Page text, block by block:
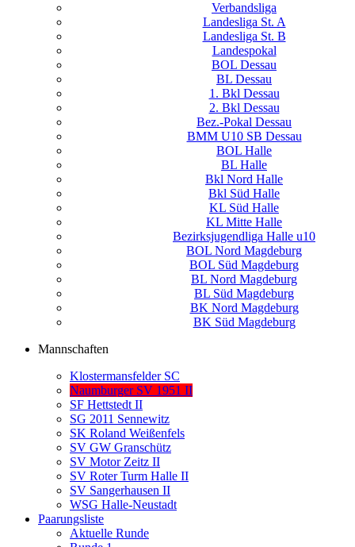
Verbandsliga
Landesliga St. A
Landesliga St. B
Landespokal
BOL Dessau
BL Dessau
1. Bkl Dessau
2. Bkl Dessau
Bez.-Pokal Dessau
BMM U10 SB Dessau
BOL Halle
BL Halle
Bkl Nord Halle
Bkl Süd Halle
KL Süd Halle
KL Mitte Halle
Bezirksjugendliga Halle u10
BOL Nord Magdeburg
BOL Süd Magdeburg
BL Nord Magdeburg
BL Süd Magdeburg
BK Nord Magdeburg
BK Süd Magdeburg
Mannschaften
Klostermansfelder SC
Naumburger SV 1951 II
SF Hettstedt II
SG 2011 Sennewitz
SK Roland Weißenfels
SV GW Granschütz
SV Motor Zeitz II
SV Roter Turm Halle II
SV Sangerhausen II
WSG Halle-Neustadt
Paarungsliste
Aktuelle Runde